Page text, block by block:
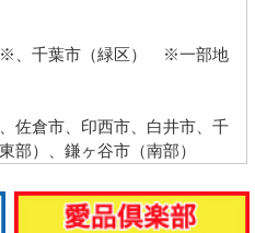
、千葉市（緑区） ※一部地
佐倉市、印西市、白井市、千
部）、鎌ヶ谷市（南部）